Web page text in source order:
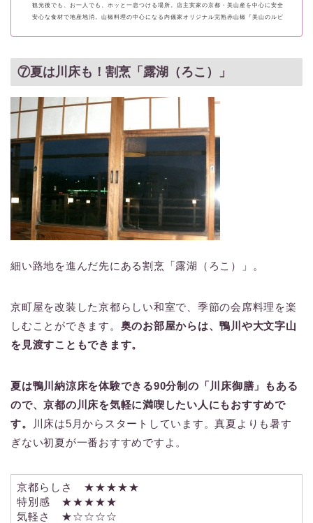
観光後でも、お一人でも、ホッと一息つける場所。店主実家の京都・美山産を中心に安全
安心な食材で地産地消。山椒料理の中心になる内儀家オリジナル完熟赤山椒『美山のルビ
⑦夏は川床も！割烹「露湖（ろこ）」
細い路地を進んだ先にある割烹「露湖（ろこ）」。
京町屋を改装した京都らしい和室で、季節の会席料理を楽
しむことができます。 奥のお部屋からは、鴨川や大文字山
を見渡すこともできます。
夏は鴨川納涼床を体験できる90分制の「川床御膳」もある
ので、京都の川床を気軽に満喫したい人にもおすすめで
す。
川床は5月からスタートしています。真夏よりも暑す
ぎない初夏が一番おすすめですよ。
京都らしさ ★★★★★
特別感 ★★★★★
気軽さ ★☆☆☆☆